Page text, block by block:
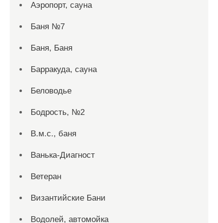
Аэропорт, сауна
Баня №7
Баня, Баня
Барракуда, сауна
Беловодье
Бодрость, №2
В.м.с., баня
Ванька-Диагност
Ветеран
Византийские Бани
Водолей, автомойка